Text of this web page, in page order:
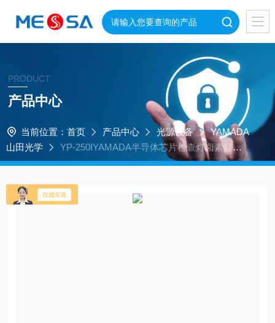
PRODUCT
产品中心
当前位置： 首页 产品中心 光源设备
YAMADA
山田光学
YP-250IYAMADA半导体芯片检查灯卤素灯光
源